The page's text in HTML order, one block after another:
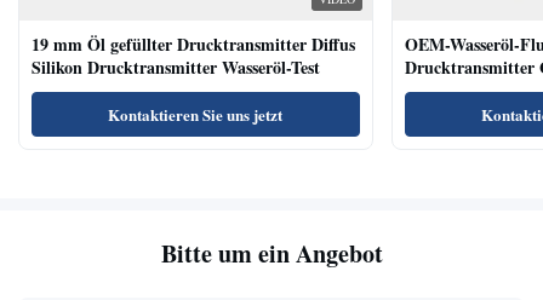
19 mm Öl gefüllter Drucktransmitter Diffus
Silikon Drucktransmitter Wasseröl-Test
Kontaktieren Sie uns jetzt
OEM-Wasseröl-
Drucktransmitter
Bitte um ein Angebot